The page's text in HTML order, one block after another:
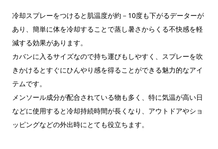
冷却スプレーをつけると肌温度が約－10度も下がるデーターが
あり、簡単に体を冷却することで蒸し暑さからくる不快感を軽
減する効果があります。
カバンに入るサイズなので持ち運びもしやすく、スプレーを吹
きかけるとすぐにひんやり感を得ることができる魅力的なアイ
テムです。
メンソール成分が配合されている物も多く、特に気温が高い日
などに使用すると冷却持続時間が長くなり、アウトドアやショ
ッピングなどの外出時にとても役立ちます。